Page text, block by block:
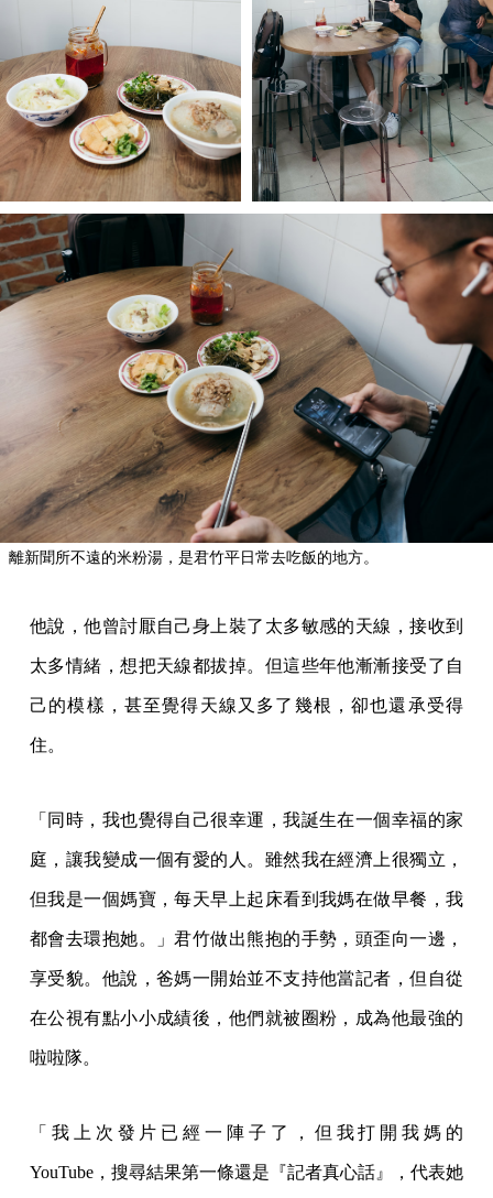
離新聞所不遠的米粉湯，是君竹平日常去吃飯的地方。
他說，他曾討厭自己身上裝了太多敏感的天線，接收到
太多情緒，想把天線都拔掉。但這些年他漸漸接受了自
己的模樣，甚至覺得天線又多了幾根，卻也還承受得
住。
「同時，我也覺得自己很幸運，我誕生在一個幸福的家
庭，讓我變成一個有愛的人。雖然我在經濟上很獨立，
但我是一個媽寶，每天早上起床看到我媽在做早餐，我
都會去環抱她。」君竹做出熊抱的手勢，頭歪向一邊，
享受貌。他說，爸媽一開始並不支持他當記者，但自從
在公視有點小小成績後，他們就被圈粉，成為他最強的
啦啦隊。
「我上次發片已經一陣子了，但我打開我媽的
YouTube，搜尋結果第一條還是『記者真心話』，代表她